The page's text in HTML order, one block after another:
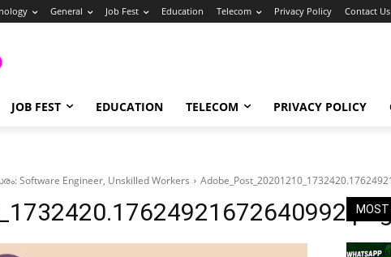
General Job Fest Education Telecom Privacy Policy Contact Us
JOB FEST EDUCATION TELECOM PRIVACY POLICY
Engineer, Unskilled Workers
MOST